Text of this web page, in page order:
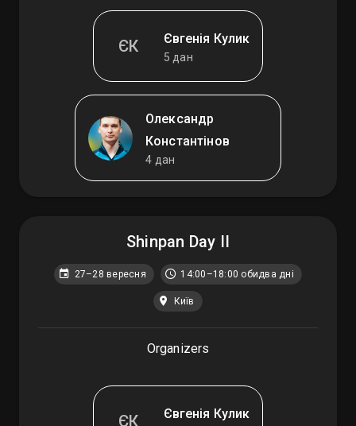
ЄК Євгенія Кулик
5 дан
Олександр
Константінов
4 дан
Shinpan Day II
27–28 вересня 14:00–18:00 обидва дні
Київ
Organizers
ЄК Євгенія Кулик